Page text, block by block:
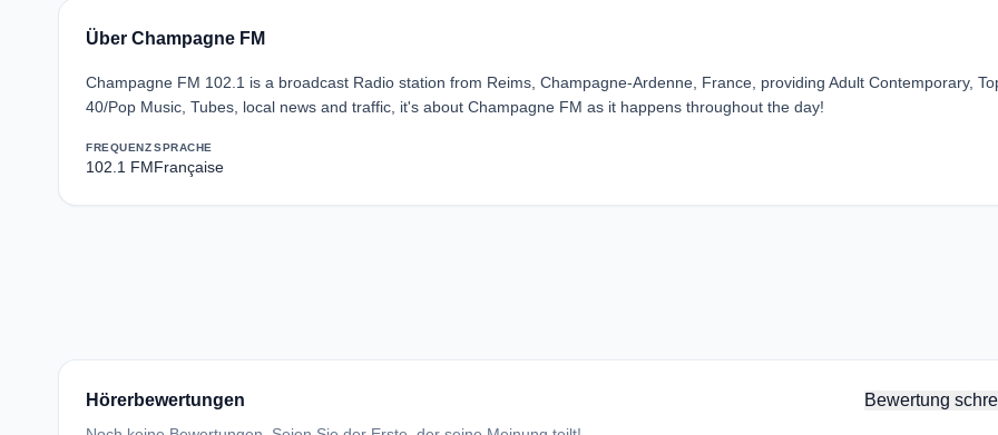
Über Champagne FM
Champagne FM 102.1 is a broadcast Radio station from Reims, Champagne-Ardenne, France, providing Adult Contemporary,
40/Pop Music, Tubes, local news and traffic, it's about Champagne FM as it happens throughout the day!
FREQUENZ
102.1 FM
SPRACHE
Française
Hörerbewertungen Bewertung